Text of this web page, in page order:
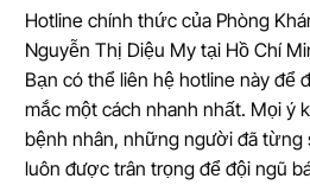
Hotline chính thức của Phòng
Nguyễn Thị Diệu My tại Hồ Chí
Bạn có thể liên hệ hotline này để
mắc một cách nhanh nhất. Mọi ý
bệnh nhân, những người đã từng
luôn được trân trọng để đội ngũ